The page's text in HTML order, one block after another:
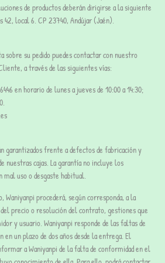
de productos deberán dirigirse a la siguiente
42, local 6. CP 23740, Andújar (Jaén).
sobre su pedido puedes contactar con nuestro
a través de las siguientes vías:
en horario de lunes a jueves de 10:00 a 14:30;
garantizados frente a defectos de fabricación y
nuestras cajas. La garantía no incluye los
uso o desgaste habitual.
Waniyanpi procederá, según corresponda, a la
precio o resolución del contrato, gestiones que
y usuario. Waniyanpi responde de las faltas de
un plazo de dos años desde la entrega. El
a Waniyanpi de la falta de conformidad en el